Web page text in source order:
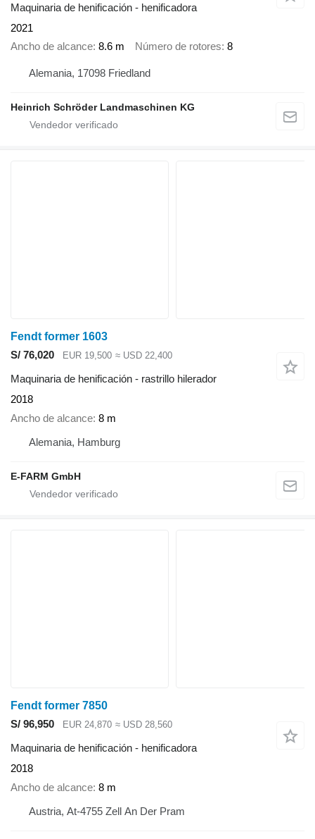
Maquinaria de henificación - henificadora
2021
Ancho de alcance 8.6 m Número de rotores 8
Alemania, 17098 Friedland
Heinrich Schröder Landmaschinen KG
Fendt former 1603
S/ 76,020
EUR 19,500 ≈ USD 22,400
Maquinaria de henificación - rastrillo hilerador
2018
Ancho de alcance 8 m
Alemania, Hamburg
E-FARM GmbH
Fendt former 7850
S/ 96,950
EUR 24,870 ≈ USD 28,560
Maquinaria de henificación - henificadora
2018
Ancho de alcance 8 m
Austria, At-4755 Zell An Der Pram